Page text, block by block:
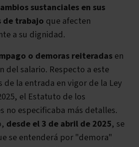
sustanciales en sus
de trabajo que afecten
a su dignidad.
o demoras reiteradasen
del salario. Respecto a este
de la entrada en vigor de la Ley
el Estatuto de los
no especificaba más detalles.
desde el 3 de abril de 2025, se
se entenderá por "demora"